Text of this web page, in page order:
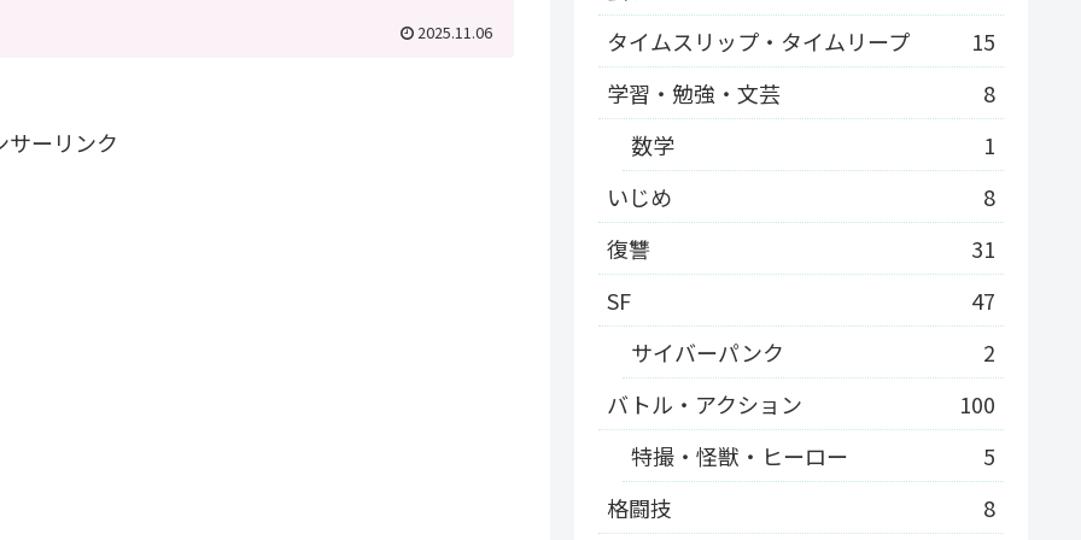
2025.11.06
サーリンク
タイムスリップ・タイムリープ
15
学習・勉強・文芸
8
数学
1
いじめ
8
復讐
31
SF
47
サイバーパンク
2
バトル・アクション
100
特撮・怪獣・ヒーロー
5
格闘技
8